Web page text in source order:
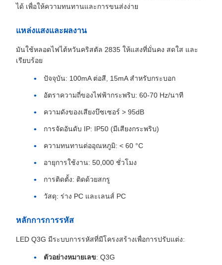
ได้ เพื่อให้ความทนทานและการขนส่งง่าย
แหล่งแสงและผลงาน
มันใช้หลอดไฟไต้หวันคริสตัล 2835 ให้แสงที่มั่นคง สดใส และ
เรียบร้อย
ปัจจุบัน: 100mA ต่อสี, 15mA สําหรับกระบอก
อัตราความถี่ของไฟฟ้ากระพริบ: 60-70 Hz/นาที
ความดังของเสียงบึซเซอร์ > 95dB
การจัดอันดับ IP: IP50 (มีเสียงกระพริบ)
ความทนทานต่ออุณหภูมิ: < 60 °C
อายุการใช้งาน: 50,000 ชั่วโมง
การติดตั้ง: ติดด้วยสกรู
วัสดุ: ร่าง PC และเลนส์ PC
หลักการการรหัส
LED Q3G มีระบบการรหัสที่มีโครงสร้างเพื่อการปรับแต่ง:
ตัวอย่างหมายเลข: Q3G